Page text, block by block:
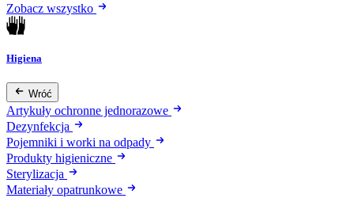
Zobacz wszystko
Higiena
Wróć
Artykuły ochronne jednorazowe
Dezynfekcja
Pojemniki i worki na odpady
Produkty higieniczne
Sterylizacja
Materiały opatrunkowe